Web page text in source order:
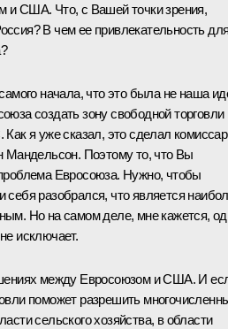
и США. Что, с Вашей точки зрения,
В чем ее привлекательность
начала, что это была не наша
создать зону свободной торговли
я уже сказал, это сделал комиссар
Мандельсон. Поэтому то, что Вы
Евросоюза. Нужно, чтобы
себя разобрался, что является
Но на самом деле, мне кажется,
исключает.
между Евросоюзом и США. И
поможет разрешить
сельского хозяйства, в области